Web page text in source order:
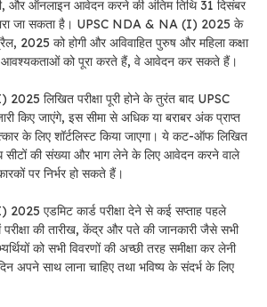
और ऑनलाइन आवेदन करने की अंतिम तिथि 31 दिसंबर
जा सकता है। UPSC NDA & NA (I) 2025 के
2025 को होगी और अविवाहित पुरुष और महिला कक्षा
आवश्यकताओं को पूरा करते हैं, वे आवेदन कर सकते हैं।
लिखित परीक्षा पूरी होने के तुरंत बाद UPSC
जाएंगे, इस सीमा से अधिक या बराबर अंक प्राप्त
के लिए शॉर्टलिस्ट किया जाएगा। ये कट-ऑफ लिखित
सीटों की संख्या और भाग लेने के लिए आवेदन करने वाले
पर निर्भर हो सकते हैं।
एडमिट कार्ड परीक्षा देने से कई सप्ताह पहले
की तारीख, केंद्र और पते की जानकारी जैसे सभी
को सभी विवरणों की अच्छी तरह समीक्षा कर लेनी
अपने साथ लाना चाहिए तथा भविष्य के संदर्भ के लिए